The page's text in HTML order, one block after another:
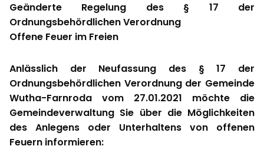
Geänderte Regelung des § 17 der
Ordnungsbehördlichen Verordnung
Offene Feuer im Freien
Anlässlich der Neufassung des § 17 der
Ordnungsbehördlichen Verordnung der Gemeinde
Wutha-Farnroda vom 27.01.2021 möchte die
Gemeindeverwaltung Sie über die Möglichkeiten
des Anlegens oder Unterhaltens von offenen
Feuern informieren: